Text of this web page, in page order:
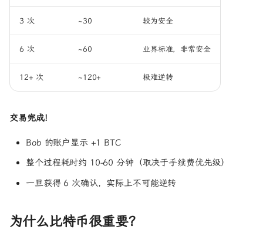
3 次 ~30 较为安全
6 次 ~60 业界标准，非常安全
12+ 次 ~120+ 极难逆转
交易完成！
Bob 的账户显示 +1 BTC
整个过程耗时约 10-60 分钟（取决于手续费优先级）
一旦获得 6 次确认，实际上不可能逆转
为什么比特币很重要？